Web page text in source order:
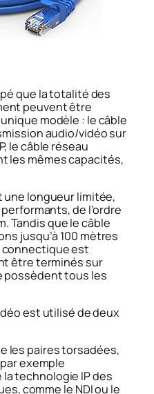
que la totalité des
peuvent être
modèle : le câble
audio/vidéo sur
le câble réseau
les mêmes capacités,
une longueur limitée,
de l’ordre
Tandis que le câble
jusqu’à 100 mètres
connectique est
être terminés sur
possèdent tous les
est utilisé de deux
les paires torsadées,
exemple
technologie IP des
comme le NDI ou le